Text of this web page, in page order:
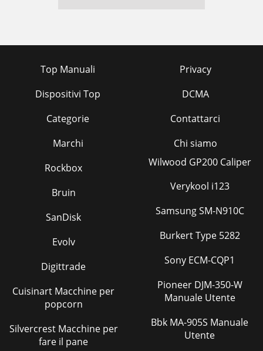
Top Manuali
Dispositivi Top
Categorie
Marchi
Privacy
DCMA
Contattarci
Chi siamo
Rockbox
Bruin
SanDisk
Evolv
Digittrade
Cuisinart Macchine per
popcorn
Silvercrest Macchine per
fare il pane
Wilwood GP200 Caliper
Verykool i123
Samsung SM-N910C
Burkert Type 5282
Sony ECM-CQP1
Pioneer DJM-350-W
Manuale Utente
Bbk MA-905S Manuale
Utente